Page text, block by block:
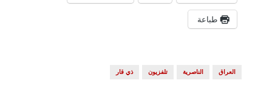
طباعة
العراق الناصرية تلفزيون ذي قار